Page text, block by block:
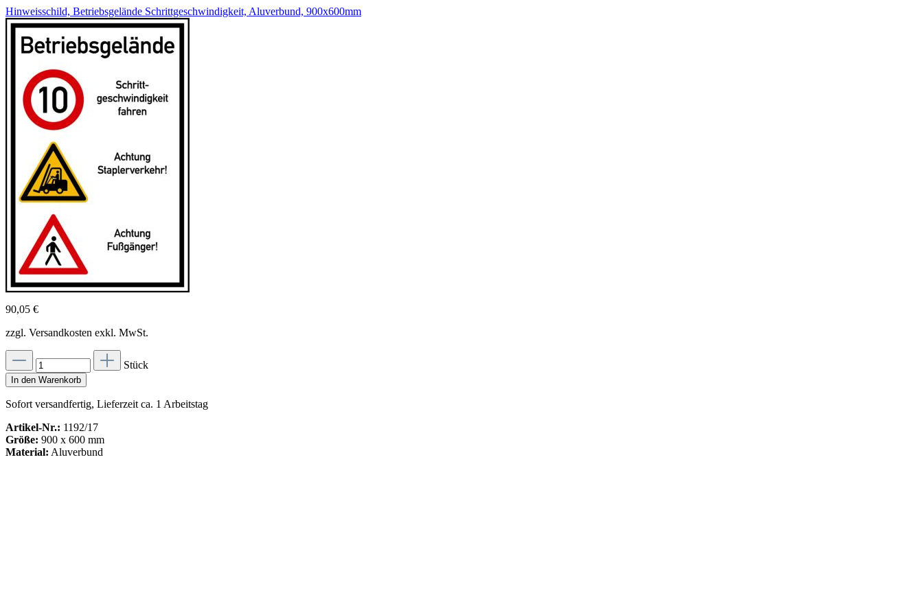
Hinweisschild, Betriebsgelände Schrittgeschwindigkeit, Aluverbund, 900x600mm
90,05 €
zzgl. Versandkosten exkl. MwSt.
Stück
In den Warenkorb
Sofort versandfertig, Lieferzeit ca. 1 Arbeitstag
Artikel-Nr.: 1192/17
Größe: 900 x 600 mm
Material: Aluverbund